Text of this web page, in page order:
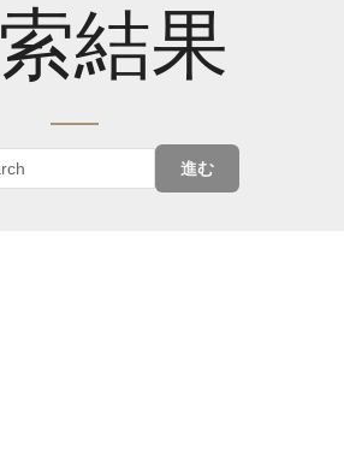
結果
進む